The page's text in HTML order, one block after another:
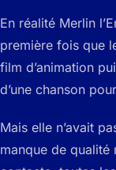
En réalité Merlin
première fois que
film d’animation
d’une chanson
Mais elle n’avait
manque de qualité